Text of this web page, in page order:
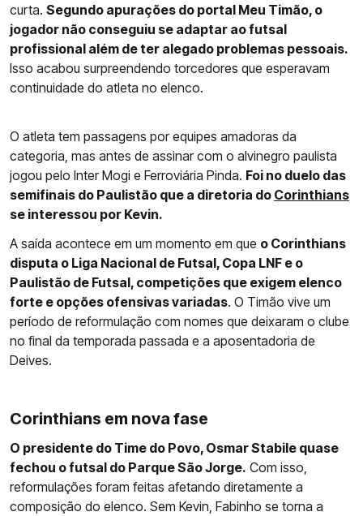
curta. Segundo apurações do portal Meu Timão, o
jogador não conseguiu se adaptar ao futsal
profissional além de ter alegado problemas pessoais.
Isso acabou surpreendendo torcedores que esperavam
continuidade do atleta no elenco.
O atleta tem passagens por equipes amadoras da
categoria, mas antes de assinar com o alvinegro paulista
jogou pelo Inter Mogi e Ferroviária Pinda. Foi no duelo das
semifinais do Paulistão que a diretoria do Corinthians
se interessou por Kevin.
A saída acontece em um momento em que o Corinthians
disputa o Liga Nacional de Futsal, Copa LNF e o
Paulistão de Futsal, competições que exigem elenco
forte e opções ofensivas variadas. O Timão vive um
período de reformulação com nomes que deixaram o clube
no final da temporada passada e a aposentadoria de
Deives.
Corinthians em nova fase
O presidente do Time do Povo, Osmar Stabile quase
fechou o futsal do Parque São Jorge. Com isso,
reformulações foram feitas afetando diretamente a
composição do elenco. Sem Kevin, Fabinho se torna a